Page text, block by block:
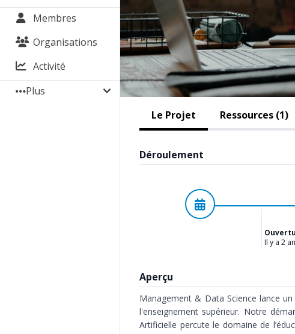
Membres
Organisations
Activité
Plus
Le Projet Ressources (1)
Déroulement
Il y a 2
Aperçu
Management & Data Science lance
l'enseignement supérieur. Notre
Artificielle percute le domaine de